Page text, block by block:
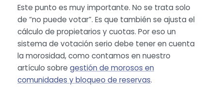
Este punto es muy importante. No se trata solo
de “no puede votar”. Es que también se ajusta el
cálculo de propietarios y cuotas. Por eso un
sistema de votación serio debe tener en cuenta
la morosidad, como contamos en nuestro
artículo sobre gestión de morosos en
comunidades y bloqueo de reservas.